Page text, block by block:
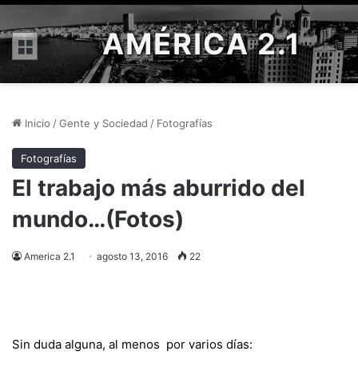
Menú AMÉRICA 2.1
Inicio /Gente y Sociedad / Fotografías
Fotografías
El trabajo más aburrido del
mundo…(Fotos)
America 2.1 agosto 13, 2016 22
Sin duda alguna, al menos por varios días: